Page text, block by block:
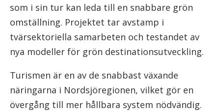
som i sin tur kan leda till en snabbare grön
omställning. Projektet tar avstamp i
tvärsektoriella samarbeten och testandet av
nya modeller för grön destinationsutveckling.
Turismen är en av de snabbast växande
näringarna i Nordsjöregionen, vilket gör en
övergång till mer hållbara system nödvändig.